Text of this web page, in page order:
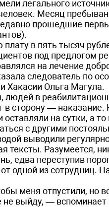
легального
Месяц
прошедшие
в пять тысяч
под предлогом
на лечение
следователь по
Хакасии Ольга Магула.
людей в
сторону — наказание.
оставляли на сутки, а
с другими
выводили
тексты. Разумеется,
едва переступив
от одной из
меня отпустили, но
выйду, — вспоминает